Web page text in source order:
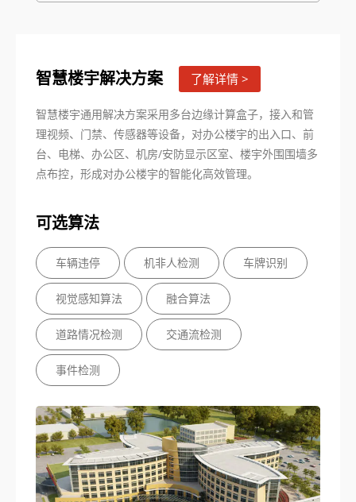
智慧楼宇解决方案 了解详情 >
智慧楼宇通用解决方案采用多台边缘计算盒子，接入和管
理视频、门禁、传感器等设备，对办公楼宇的出入口、前
台、电梯、办公区、机房/安防显示区室、楼宇外围围墙多
点布控，形成对办公楼宇的智能化高效管理。
可选算法
车辆违停 机非人检测 车牌识别
视觉感知算法 融合算法
道路情况检测 交通流检测
事件检测